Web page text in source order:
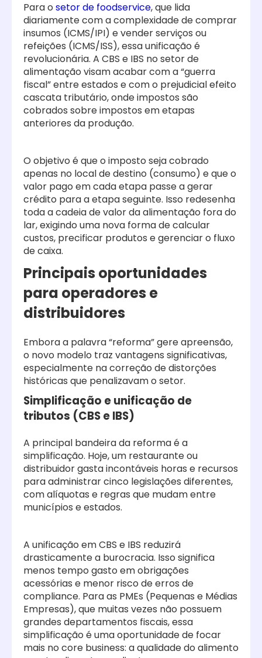
Para o setor de foodservice, que lida
diariamente com a complexidade de comprar
insumos (ICMS/IPI) e vender serviços ou
refeições (ICMS/ISS), essa unificação é
revolucionária. A CBS e IBS no setor de
alimentação visam acabar com a “guerra
fiscal” entre estados e com o prejudicial efeito
cascata tributário, onde impostos são
cobrados sobre impostos em etapas
anteriores da produção.
O objetivo é que o imposto seja cobrado
apenas no local de destino (consumo) e que o
valor pago em cada etapa passe a gerar
crédito para a etapa seguinte. Isso redesenha
toda a cadeia de valor da alimentação fora do
lar, exigindo uma nova forma de calcular
custos, precificar produtos e gerenciar o fluxo
de caixa.
Principais oportunidades
para operadores e
distribuidores
Embora a palavra “reforma” gere apreensão,
o novo modelo traz vantagens significativas,
especialmente na correção de distorções
históricas que penalizavam o setor.
Simplificação e unificação de
tributos (CBS e IBS)
A principal bandeira da reforma é a
simplificação. Hoje, um restaurante ou
distribuidor gasta incontáveis horas e recursos
para administrar cinco legislações diferentes,
com alíquotas e regras que mudam entre
municípios e estados.
A unificação em CBS e IBS reduzirá
drasticamente a burocracia. Isso significa
menos tempo gasto em obrigações
acessórias e menor risco de erros de
compliance. Para as PMEs (Pequenas e Médias
Empresas), que muitas vezes não possuem
grandes departamentos fiscais, essa
simplificação é uma oportunidade de focar
mais no core business: a qualidade do alimento